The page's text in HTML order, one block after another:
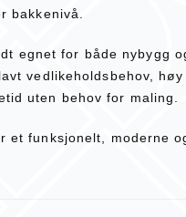
bakkenivå.
egnet for både nybygg
vedlikeholdsbehov, høy
uten behov for maling.
et funksjonelt, moderne